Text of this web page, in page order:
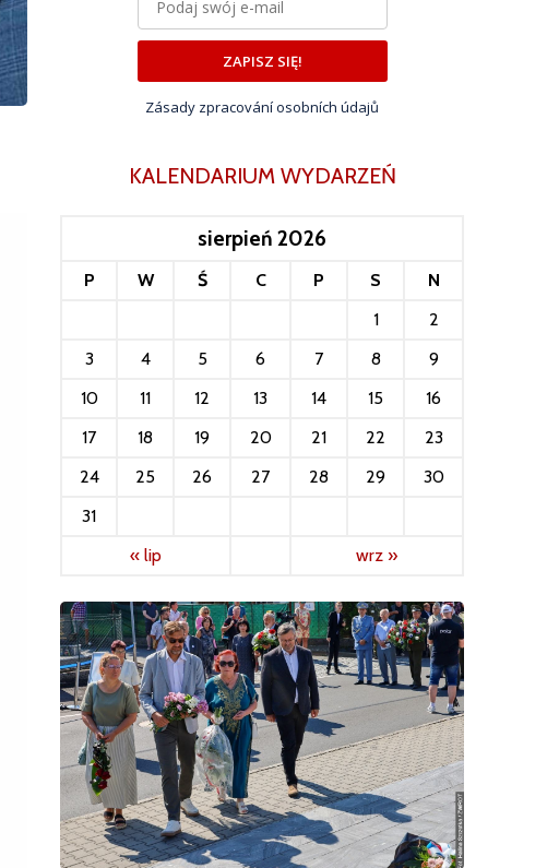
ZAPISZ SIĘ!
Zásady zpracování osobních údajů
KALENDARIUM WYDARZEŃ
sierpień 2026
P W Ś C P S
N
1
2
3
4 5 6 7 8
9
10
11 12 13 14 15
16
17
18 19 20 21 22
23
24
25 26 27 28 29
30
31
« lip
wrz »